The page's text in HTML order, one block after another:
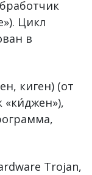
Цикл
в
киген) (от
«ки́джен»),
Trojan,